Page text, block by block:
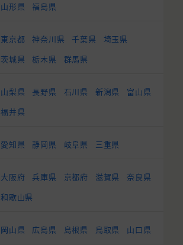
山形県
福島県
東京都 神奈川県 千葉県
埼玉県
茨城県
栃木県 群馬県
山梨県 長野県 石川県 新潟県
富山県
福井県
愛知県 静岡県 岐阜県 三重県
大阪府 兵庫県 京都府 滋賀県
奈良県
和歌山県
岡山県 広島県 島根県 鳥取県 山口県